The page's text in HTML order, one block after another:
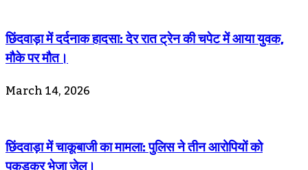
छिंदवाड़ा में दर्दनाक हादसा: देर रात ट्रेन की चपेट में आया युवक,
मौके पर मौत।
March 14, 2026
छिंदवाड़ा में चाकूबाजी का मामला: पुलिस ने तीन आरोपियों को
पकड़कर भेजा जेल।